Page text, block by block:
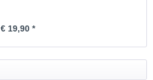
€ 19,90 *